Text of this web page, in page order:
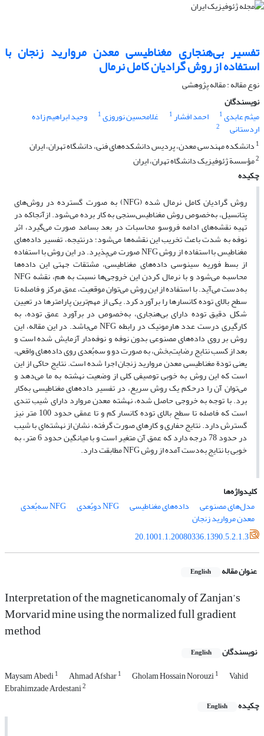
تفسیر بی‌هنجاری‌ مغناطیسی معدن مروارید زنجان با
استفاده از روش‌ گرادیان کامل نرمال
نوع مقاله : مقاله پژوهشی‌
نویسندگان
میثم عابدی1 احمد افشار1 غلامحسین نوروزی1 وحید ابراهیم زاده
اردستانی
2
1 دانشکده مهندسی معدن، پردیس دانشکده‌های فنی، دانشگاه تهران، ایران
2مؤسسة ژئوفیزیک دانشگاه تهران، ایران
چکیده
روش گرادیان کامل نرمال شده (NFG) به صورت گسترده در روش‌های
پتانسیل، به‌خصوص روش مغناطیس‌سنجی به کار برده می‌شود. ازآنجاکه در
تهیه نقشه‌های ادامه فروسو محاسبات در بعد بسامد صورت می‌گیرد، اثر
نوفه به شدت باعث تخریب این نقشه‌ها می‌‌شود؛ درنتیجه، تفسیر داده‌های
مغناطیس با استفاده از روش NFG صورت می‌پذیرد. در این روش با استفاده
از بسط فوریه سینوسی داده‌های مغناطیسی، مشتقات جهتی این داده‌‌ها
محاسبه می‌شود و با نرمال کردن این خروجی‌ها نسبت به هم، نقشه NFG
به‌دست می‌آید. با استفاده از این روش می‌توان موقعیت، عمق مرکز و فاصله تا
سطح بالای توده کانسار‌ها را برآورد کرد. یکی از مهم‌ترین پارامترها در تعیین
شکل دقیق توده دارای بی‌هنجاری، به‌خصوص در برآورد عمق توده، به
کارگیری درست عدد هارمونیک در رابطه NFG می‌باشد. در این مقاله، این
روش بر روی داده‌های مصنوعی بدون نوفه و نوفه‌دار آزمایش شده است و
بعد از کسب نتایج رضایت‌بخش، به صورت دو و سه‌‌بُعدی روی داده‌های واقعی،
یعنی تودة مغناطیسی معدن مروارید زنجان اجرا شده است. نتایج حاکی از این
است که این روش به خوبی توصیفی کلی از وضعیت نهشته به ما می‌‌دهد و
می‌توان آن را درحکم یک روش سریع، در تفسیر داده‌های مغناطیسی به‌کار
برد. با توجه به خروجی حاصل شده، نهشته معدن مروارد دارای شیب تندی
است که فاصله تا سطح بالای توده کانسار کم و تا عمقی حدود 100 متر نیز
گسترش دارد. نتایج حفاری و کارهای صورت گرفته، نشان از نهشته‌ای با شیب
در حدود 78 درجه دارد که عمق آن متغیر است و با میانگین حدود 6 متر، به
خوبی با نتایج به‌دست آمده از روش NFG مطابقت دارد.
کلیدواژه‌ها
مدل‌های مصنوعی
داده‌های مغناطیسی ‌NFG دوبُعدی NFG سه‌‌بُعدی
معدن مروارید زنجان
20.1001.1.20080336.1390.5.2.1.3
عنوان مقاله English
Interpretation of the magneticanomaly of Zanjan’s
Morvarid mine using the normalized full gradient
method
نویسندگان English
Maysam Abedi1 Ahmad Afshar1 Gholam Hossain Norouzi1 Vahid
Ebrahimzade Ardestani2
چکیده English